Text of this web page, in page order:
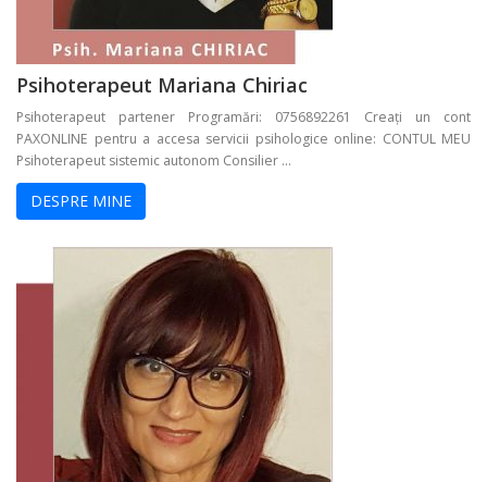
Psihoterapeut Mariana Chiriac
Psihoterapeut partener Programări: 0756892261 Creați un cont
PAXONLINE pentru a accesa servicii psihologice online: CONTUL MEU
Psihoterapeut sistemic autonom Consilier ...
DESPRE MINE